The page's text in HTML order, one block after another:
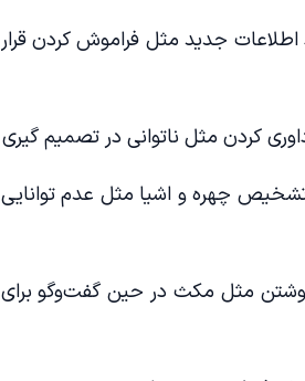
جدید مثل فراموش کردن قرار
مثل ناتوانی در تصمیم گیری
چهره و اشیا مثل عدم توانایی
مثل مکث در حین گفت‌و‌گو برای